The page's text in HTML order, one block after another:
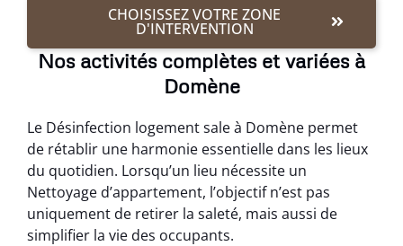
CHOISISSEZ VOTRE ZONE
D'INTERVENTION
Nos activités complètes et variées à
Domène
Le Désinfection logement sale à Domène permet
de rétablir une harmonie essentielle dans les lieux
du quotidien. Lorsqu’un lieu nécessite un
Nettoyage d’appartement, l’objectif n’est pas
uniquement de retirer la saleté, mais aussi de
simplifier la vie des occupants.